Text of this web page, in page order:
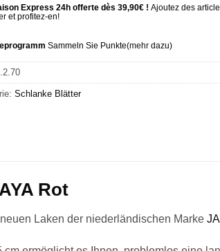
Express 24h offerte dès 39,90€ ! Ajoutez des
et profitez-en!
Sammeln Sie Punkte(mehrdazu)
Schlanke Blätter
Rot
Laken der niederländischen Marke